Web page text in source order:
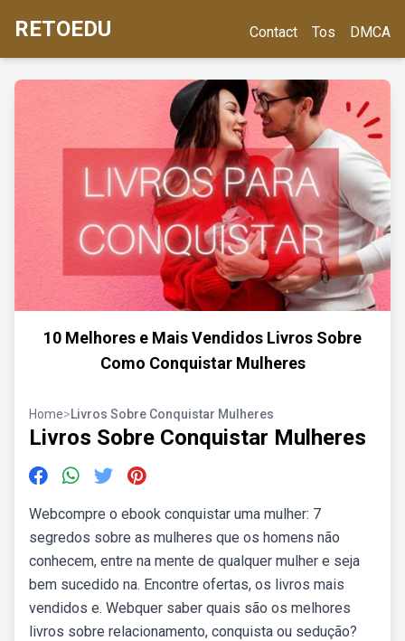
RETOEDU Contact Tos DMCA
10 Melhores e Mais Vendidos Livros Sobre
Como Conquistar Mulheres
Home>Livros Sobre Conquistar Mulheres
Livros Sobre Conquistar Mulheres
Webcompre o ebook conquistar uma mulher: 7
segredos sobre as mulheres que os homens não
conhecem, entre na mente de qualquer mulher e seja
bem sucedido na. Encontre ofertas, os livros mais
vendidos e. Webquer saber quais são os melhores
livros sobre relacionamento, conquista ou sedução?